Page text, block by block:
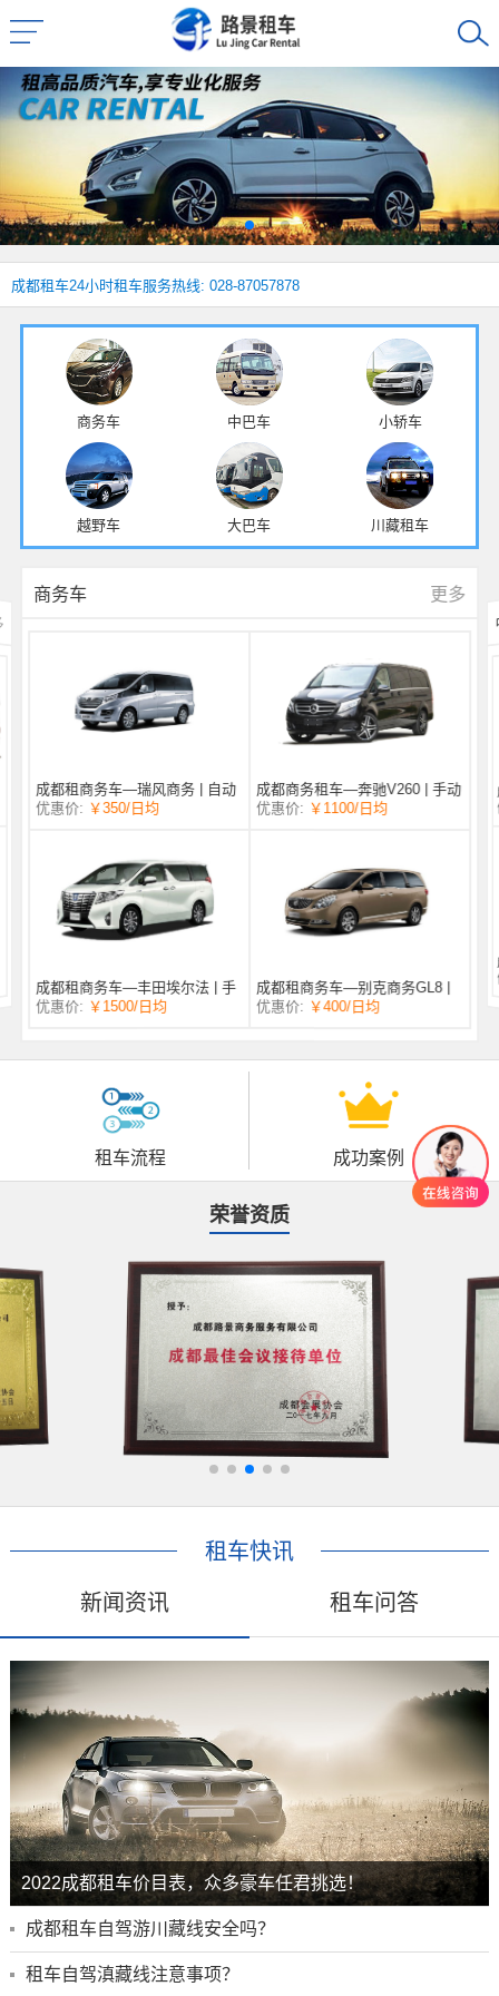
成都租车24小时租车服务热线: 028-87057878
商务车 中巴车 小轿车
越野车 大巴车 川藏租车
商务车 更多
成都租商务车—瑞风商务 | 自动
挡 | 7座
优惠价: ￥350/日均
成都商务租车—奔驰V260 | 手动
挡 |
优惠价: ￥1100/日均
成都租商务车—丰田埃尔法 | 手
自一体 |
优惠价: ￥1500/日均
成都租商务车—别克商务GL8 |
自动挡 | 7座
优惠价: ￥400/日均
租车流程 成功案例
荣誉资质
租车快讯
新闻资讯 租车问答
2022成都租车价目表，众多豪车任君挑选！
成都租车自驾游川藏线安全吗？
租车自驾滇藏线注意事项？